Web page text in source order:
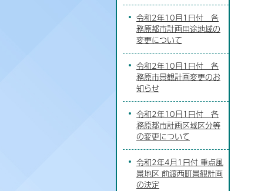
令和2年10月1日付 各
務原都市計画用途地域の
変更について
令和2年10月1日付 各
務原市景観計画変更のお
知らせ
令和2年10月1日付 各
務原都市計画区域区分等
の変更について
令和2年4月1日付 重点風
景地区 前渡西町景観計画
の決定